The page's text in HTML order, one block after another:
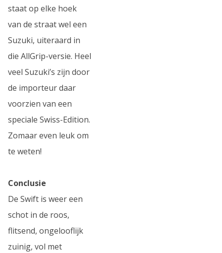
staat op elke hoek
van de straat wel een
Suzuki, uiteraard in
die AllGrip-versie. Heel
veel Suzuki’s zijn door
de importeur daar
voorzien van een
speciale Swiss-Edition.
Zomaar even leuk om
te weten!
Conclusie
De Swift is weer een
schot in de roos,
flitsend, ongelooflijk
zuinig, vol met